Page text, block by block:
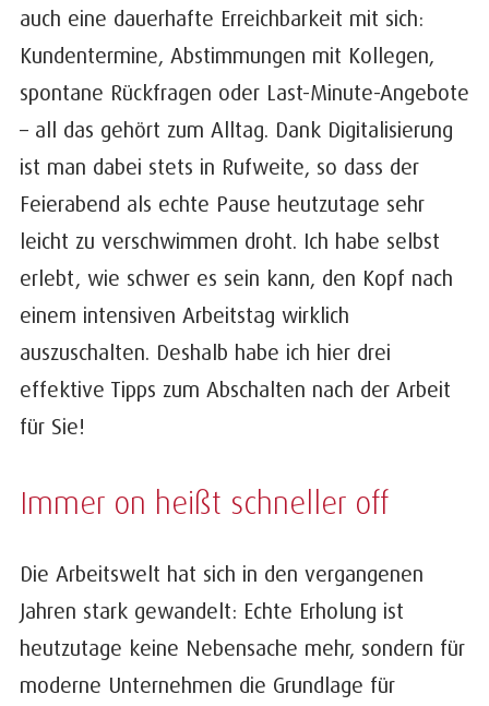
auch eine dauerhafte Erreichbarkeit mit sich:
Kundentermine, Abstimmungen mit Kollegen,
spontane Rückfragen oder Last-Minute-Angebote
– all das gehört zum Alltag. Dank Digitalisierung
ist man dabei stets in Rufweite, so dass der
Feierabend als echte Pause heutzutage sehr
leicht zu verschwimmen droht. Ich habe selbst
erlebt, wie schwer es sein kann, den Kopf nach
einem intensiven Arbeitstag wirklich
auszuschalten. Deshalb habe ich hier drei
effektive Tipps zum Abschalten nach der Arbeit
für Sie!
Immer on heißt schneller off
Die Arbeitswelt hat sich in den vergangenen
Jahren stark gewandelt: Echte Erholung ist
heutzutage keine Nebensache mehr, sondern für
moderne Unternehmen die Grundlage für